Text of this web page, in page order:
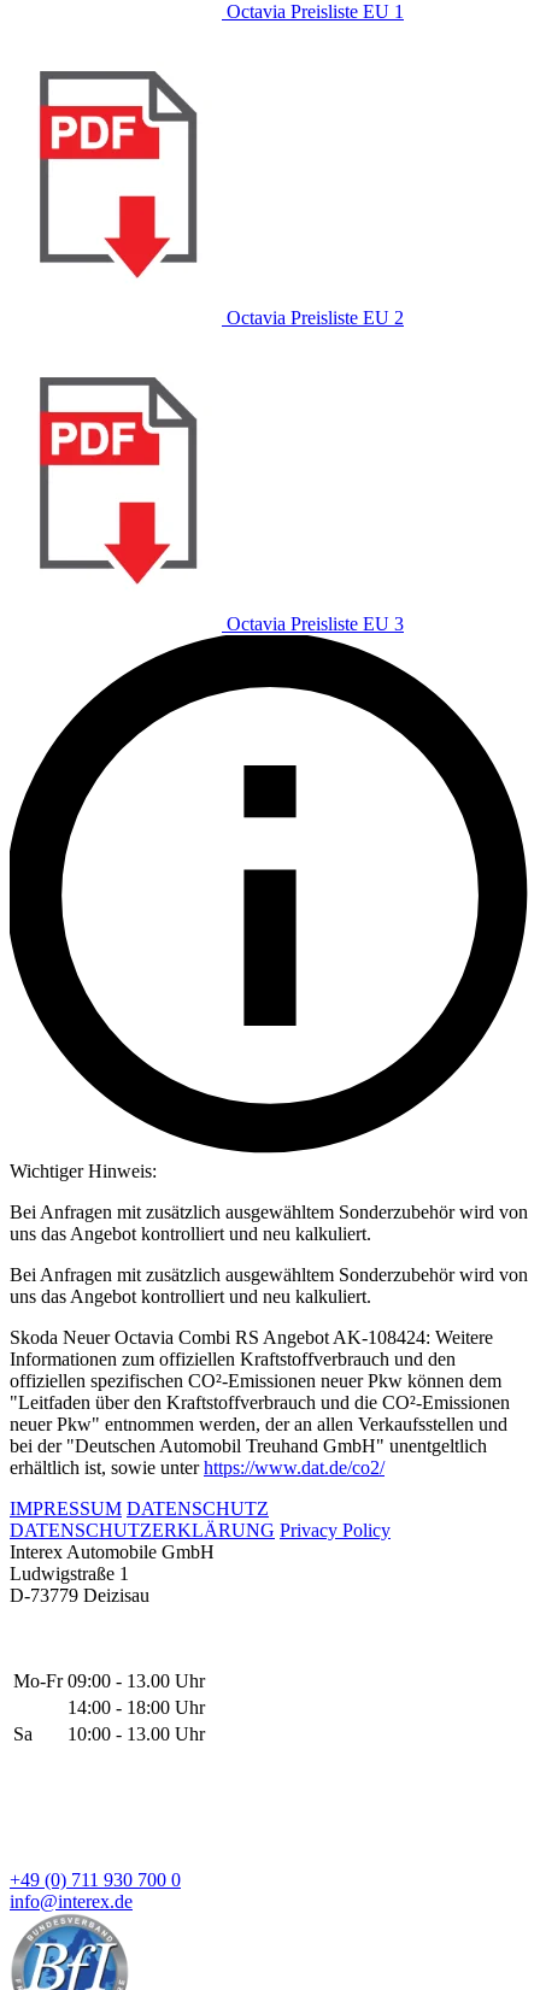
Octavia Preisliste EU 1
Octavia Preisliste EU 2
Octavia Preisliste EU 3
Wichtiger Hinweis:
Bei Anfragen mit zusätzlich ausgewähltem Sonderzubehör wird von
uns das Angebot kontrolliert und neu kalkuliert.
Bei Anfragen mit zusätzlich ausgewähltem Sonderzubehör wird von
uns das Angebot kontrolliert und neu kalkuliert.
Skoda Neuer Octavia Combi RS Angebot AK-108424: Weitere
Informationen zum offiziellen Kraftstoffverbrauch und den
offiziellen spezifischen CO²-Emissionen neuer Pkw können dem
"Leitfaden über den Kraftstoffverbrauch und die CO²-Emissionen
neuer Pkw" entnommen werden, der an allen Verkaufsstellen und
bei der "Deutschen Automobil Treuhand GmbH" unentgeltlich
erhältlich ist, sowie unterhttps://www.dat.de/co2/
IMPRESSUM DATENSCHUTZ
DATENSCHUTZERKLÄRUNG Privacy Policy
Interex Automobile GmbH
Ludwigstraße 1
D-73779 Deizisau
Mo-Fr 09:00 - 13.00 Uhr
14:00 - 18:00 Uhr
Sa
10:00 - 13.00 Uhr
+49 (0) 711 930 700 0
info@interex.de